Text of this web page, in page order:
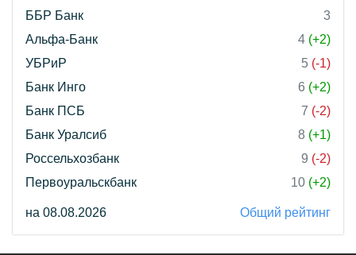
ББР Банк
3
Альфа-Банк
4 (+2)
УБРиР
5 (-1)
Банк Инго
6 (+2)
Банк ПСБ
7 (-2)
Банк Уралсиб
8 (+1)
Россельхозбанк
9 (-2)
Первоуральскбанк
10 (+2)
на 08.08.2026 Общий рейтинг